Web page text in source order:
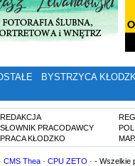
BYSTRZYCA
REDAKCJA
SŁOWNIK PRACODAWCY
PRACA KŁODZKO
CMS Thea · CPU ZETO · - Wszelkie